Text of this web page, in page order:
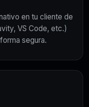
en tu cliente de
VS Code, etc.)
segura.